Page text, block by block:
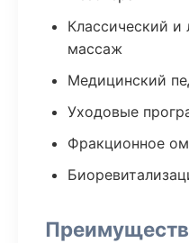
Классический
массаж
Медицинский
Уходовые
Фракционное